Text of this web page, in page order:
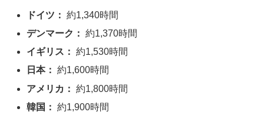
ドイツ： 約1,340時間
デンマーク： 約1,370時間
イギリス： 約1,530時間
日本： 約1,600時間
アメリカ： 約1,800時間
韓国： 約1,900時間